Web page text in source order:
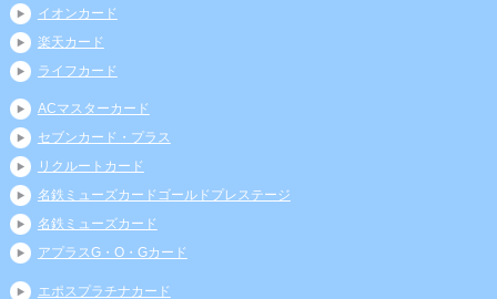
イオンカード
楽天カード
ライフカード
ACマスターカード
セブンカード・プラス
リクルートカード
名鉄ミューズカードゴールドプレステージ
名鉄ミューズカード
アプラスG・O・Gカード
エポスプラチナカード